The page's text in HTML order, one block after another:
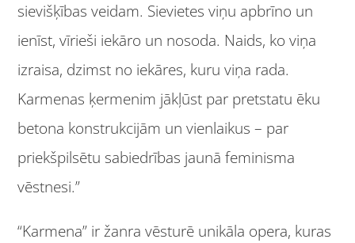
sievišķības veidam. Sievietes viņu apbrīno un
ienīst, vīrieši iekāro un nosoda. Naids, ko viņa
izraisa, dzimst no iekāres, kuru viņa rada.
Karmenas ķermenim jākļūst par pretstatu ēku
betona konstrukcijām un vienlaikus – par
priekšpilsētu sabiedrības jaunā feminisma
vēstnesi.”
“Karmena” ir žanra vēsturē unikāla opera, kuras